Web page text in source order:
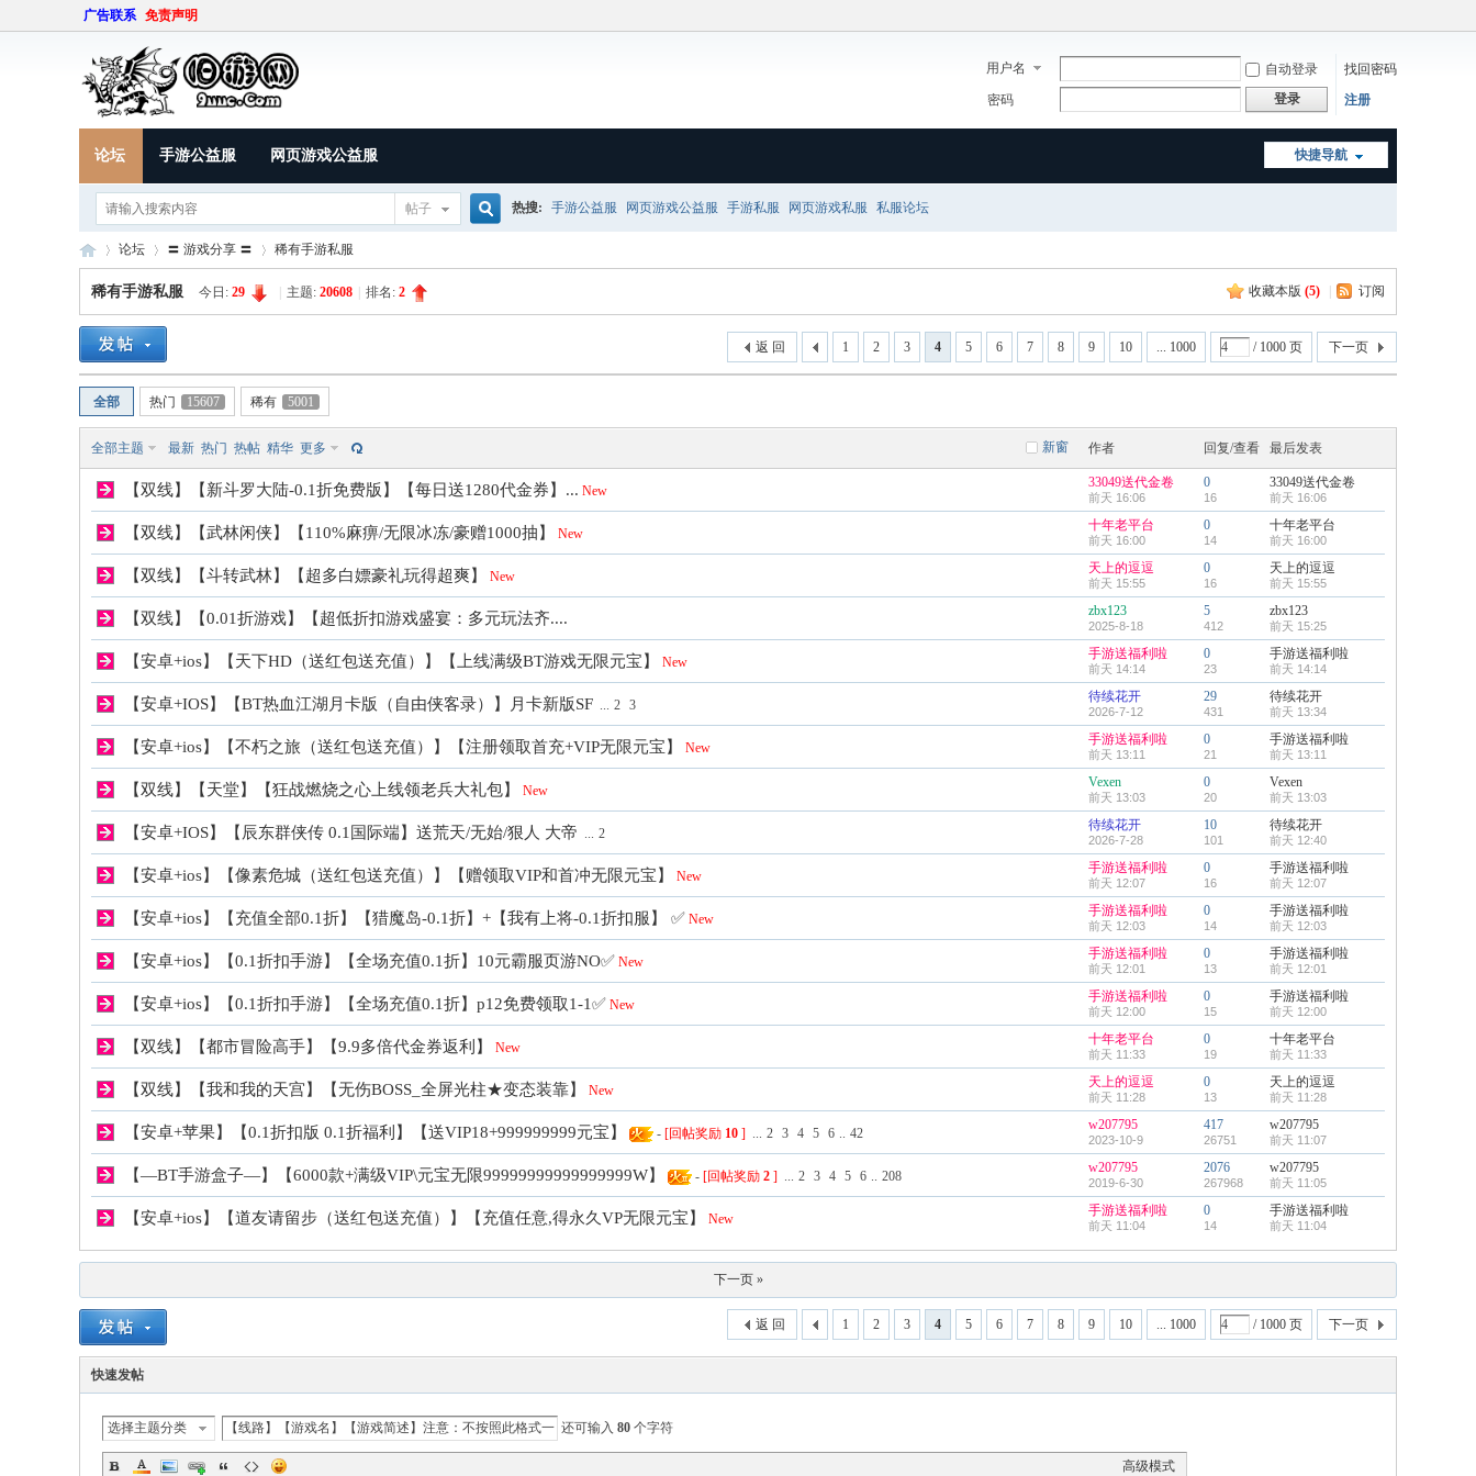
广告联系 免责声明
用户名 自动登录
找回密码
密码
登录 注册
快捷导航
论坛 手游公益服 网页游戏公益服
帖子 热搜: 手游公益服 网页游戏公益服 手游私服 网页游戏私服 私服论坛
9U»
论坛
›
〓 游戏分享 〓 稀有手游私服
收藏本版 (5) 订阅
稀有手游私服 今日: 29 主题: 20608 排名: 2
1 2 3 4 5 6 7 8 9 10 ... 1000 / 1000 页 下一页
返 回
全部 热门 15607 稀有 5001
新窗
全部主题 最新 热门 热帖 精华 更多 作者 回复/查看 最后发表
【双线】【新斗罗大陆-0.1折免费版】【每日送1280代金券】... New
33049送代金卷
前天 16:06
0
16
33049送代金卷
前天 16:06
【双线】【武林闲侠】【110%麻痹/无限冰冻/豪赠1000抽】 New
十年老平台
前天 16:00
0
14
十年老平台
前天 16:00
【双线】【斗转武林】【超多白嫖豪礼玩得超爽】 New
天上的逗逗
前天 15:55
0
16
天上的逗逗
前天 15:55
【双线】【0.01折游戏】【超低折扣游戏盛宴：多元玩法齐.... zbx123
2025-8-18
5
412
zbx123
前天 15:25
【安卓+ios】【天下HD（送红包送充值）】【上线满级BT游戏无限元宝】 New
手游送福利啦
前天 14:14
0
23
手游送福利啦
前天 14:14
【安卓+IOS】【BT热血江湖月卡版（自由侠客录）】月卡新版SF ... 2 3
待续花开
2026-7-12
29
431
待续花开
前天 13:34
【安卓+ios】【不朽之旅（送红包送充值）】【注册领取首充+VIP无限元宝】 New
手游送福利啦
前天 13:11
0
21
手游送福利啦
前天 13:11
【双线】【天堂】【狂战燃烧之心上线领老兵大礼包】 New
Vexen
前天 13:03
0
20
Vexen
前天 13:03
【安卓+IOS】【辰东群侠传 0.1国际端】送荒天/无始/狠人 大帝 ... 2
待续花开
2026-7-28
10
101
待续花开
前天 12:40
【安卓+ios】【像素危城（送红包送充值）】【赠领取VIP和首冲无限元宝】 New
手游送福利啦
前天 12:07
0
16
手游送福利啦
前天 12:07
【安卓+ios】【充值全部0.1折】【猎魔岛-0.1折】+【我有上将-0.1折扣服】 ✅ New
手游送福利啦
前天 12:03
0
14
手游送福利啦
前天 12:03
【安卓+ios】【0.1折扣手游】【全场充值0.1折】10元霸服页游NO✅ New
手游送福利啦
前天 12:01
0
13
手游送福利啦
前天 12:01
【安卓+ios】【0.1折扣手游】【全场充值0.1折】p12免费领取1-1✅ New
手游送福利啦
前天 12:00
0
15
手游送福利啦
前天 12:00
【双线】【都市冒险高手】【9.9多倍代金券返利】 New
十年老平台
前天 11:33
0
19
十年老平台
前天 11:33
【双线】【我和我的天宫】【无伤BOSS_全屏光柱★变态装靠】 New
天上的逗逗
前天 11:28
0
13
天上的逗逗
前天 11:28
【安卓+苹果】【0.1折扣版 0.1折福利】【送VIP18+999999999元宝】 - [回帖奖励 10 ] ... 2 3 4 5 6 .. 42
w207795
2023-10-9
417
26751
w207795
前天 11:07
【—BT手游盒子—】【6000款+满级VIP\元宝无限99999999999999999W】 - [回帖奖励 2 ] ... 2 3 4 5 6 .. 208
w207795
2019-6-30
2076
267968
w207795
前天 11:05
【安卓+ios】【道友请留步（送红包送充值）】【充值任意,得永久VP无限元宝】 New
手游送福利啦
前天 11:04
0
14
手游送福利啦
前天 11:04
下一页 »
1 2 3 4 5 6 7 8 9 10 ... 1000 / 1000 页 下一页
返 回
快速发帖
选择主题分类 还可输入 80 个字符
高级模式